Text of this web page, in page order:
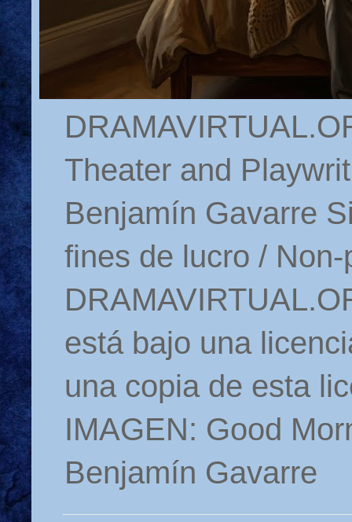
Theater and
Benjamín Gavarre
fines de lucro /
está bajo una
una copia de esta
IMAGEN: Good
Benjamín Gavarre